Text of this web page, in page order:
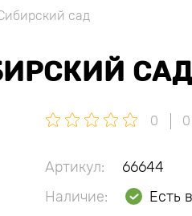
сад
САД
0
Артикул:
66644
Наличие:
Есть